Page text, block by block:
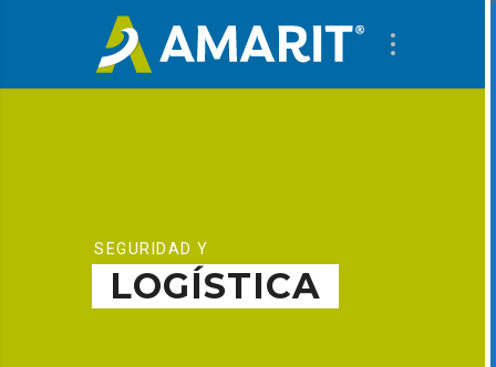
SEGURIDAD Y
LOGÍSTICA